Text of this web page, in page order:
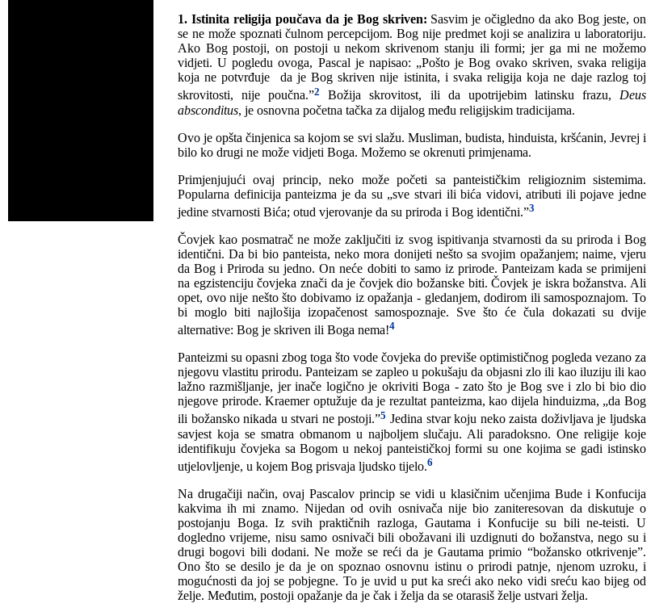
1. Istinita religija poučava da je Bog skriven: Sasvim je očigledno da ako Bog jeste, on
se ne može spoznati čulnom percepcijom. Bog nije predmet koji se analizira u laboratoriju.
Ako Bog postoji, on postoji u nekom skrivenom stanju ili formi; jer ga mi ne možemo
vidjeti. U pogledu ovoga, Pascal je napisao: „Pošto je Bog ovako skriven, svaka religija
koja ne potvrđuje da je Bog skriven nije istinita, i svaka religija koja ne daje razlog toj
skrovitosti, nije poučna.”2 Božija skrovitost, ili da upotrijebim latinsku frazu,Deus
absconditus, je osnovna početna tačka za dijalog među religijskim tradicijama.
Ovo je opšta činjenica sa kojom se svi slažu. Musliman, budista, hinduista, kršćanin, Jevrej i
bilo ko drugi ne može vidjeti Boga. Možemo se okrenuti primjenama.
Primjenjujući ovaj princip, neko može početi sa panteističkim religioznim sistemima.
Popularna definicija panteizma je da su „sve stvari ili bića vidovi, atributi ili pojave jedne
jedine stvarnosti Bića; otud vjerovanje da su priroda i Bog identični.”3
Čovjek kao posmatrač ne može zaključiti iz svog ispitivanja stvarnosti da su priroda i Bog
identični. Da bi bio panteista, neko mora donijeti nešto sa svojim opažanjem; naime, vjeru
da Bog i Priroda su jedno. On neće dobiti to samo iz prirode. Panteizam kada se primijeni
na egzistenciju čovjeka znači da je čovjek dio božanske biti. Čovjek je iskra božanstva. Ali
opet, ovo nije nešto što dobivamo iz opažanja - gledanjem, dodirom ili samospoznajom. To
bi moglo biti najlošija izopačenost samospoznaje. Sve što će čula dokazati su dvije
alternative: Bog je skriven ili Boga nema!4
Panteizmi su opasni zbog toga što vode čovjeka do previše optimističnog pogleda vezano za
njegovu vlastitu prirodu. Panteizam se zapleo u pokušaju da objasni zlo ili kao iluziju ili kao
lažno razmišljanje, jer inače logično je okriviti Boga - zato što je Bog sve i zlo bi bio dio
njegove prirode. Kraemer optužuje da je rezultat panteizma, kao dijela hinduizma, „da Bog
ili božansko nikada u stvari ne postoji.”5 Jedina stvar koju neko zaista doživljava je ljudska
savjest koja se smatra obmanom u najboljem slučaju. Ali paradoksno. One religije koje
identifikuju čovjeka sa Bogom u nekoj panteističkoj formi su one kojima se gadi istinsko
utjelovljenje, u kojem Bog prisvaja ljudsko tijelo.6
Na drugačiji način, ovaj Pascalov princip se vidi u klasičnim učenjima Bude i Konfucija
kakvima ih mi znamo. Nijedan od ovih osnivača nije bio zaniteresovan da diskutuje o
postojanju Boga. Iz svih praktičnih razloga, Gautama i Konfucije su bili ne-teisti. U
dogledno vrijeme, nisu samo osnivači bili obožavani ili uzdignuti do božanstva, nego su i
drugi bogovi bili dodani. Ne može se reći da je Gautama primio “božansko otkrivenje”.
Ono što se desilo je da je on spoznao osnovnu istinu o prirodi patnje, njenom uzroku, i
mogućnosti da joj se pobjegne. To je uvid u put ka sreći ako neko vidi sreću kao bijeg od
želje. Međutim, postoji opažanje da je čak i želja da se otarasiš želje ustvari želja.